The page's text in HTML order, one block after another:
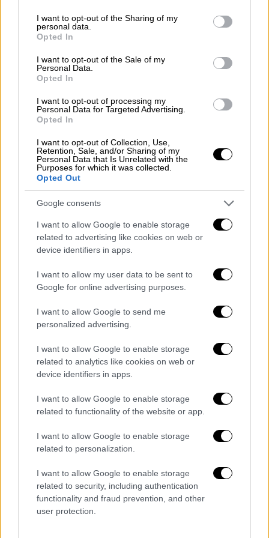
not limited to your visit or usage behaviour. You may click to
grant or deny consent to Google and its third-party tags to
use your data for below specified purposes in below Google
consent section.
I want to opt-out of the Sharing of my
personal data.
Opted In
I want to opt-out of the Sale of my
Personal Data.
Opted In
I want to opt-out of processing my
Personal Data for Targeted Advertising.
Opted In
I want to opt-out of Collection, Use,
Retention, Sale, and/or Sharing of my
Personal Data that Is Unrelated with the
Purposes for which it was collected.
Opted Out
Google consents
I want to allow Google to enable storage
related to advertising like cookies on web or
device identifiers in apps.
I want to allow my user data to be sent to
Google for online advertising purposes.
I want to allow Google to send me
personalized advertising.
I want to allow Google to enable storage
related to analytics like cookies on web or
device identifiers in apps.
I want to allow Google to enable storage
related to functionality of the website or app.
I want to allow Google to enable storage
related to personalization.
I want to allow Google to enable storage
related to security, including authentication
functionality and fraud prevention, and other
user protection.
το Ναυτικό, προκειμένου να έχει τη
δυνατότητα να αναγνωρίσει τα πλοία του
Αριστείδης Μωραϊτίνης.
Από ύψος 1.200 μ. ο Μωραϊτίνης αναγνώρισε
μεγάλο μέρος του εχθρικού στόλου: το
θωρηκτό «Χαϊρεδίν Μπαρμπαρόσσα», τρία
τορπιλοβόλα και επτά αντιτορπιλικά.
ΔΙΑΒΑΣΤΕ ΕΠΙΣΗΣ
Σαν Σήμερα|05.02.2025 00:00
Πώς οι ΗΠΑ έχασαν μια πυρηνική
βόμβα σαν να ήταν παιχνίδι κι ακόμα
την ψάχνουν
Κατά τη διάρκεια
της αναγνωριστικής
αποστολής, το ελληνικό αεροσκάφος
δεχόταν τα πυρά των τουρκικών
πυροβολείων, αλλά και σφαίρες από τα
ατομικά όπλα των Τούρκων στρατιωτών,
που, όμως, δεν κατάφεραν να το πλήξουν.
Αμέσως μετά την αναγνώριση, ο Μωραϊτίνης
έριξε τέσσερις αυτοσχέδιες βόμβες που
προκάλεσαν επιφανειακές ζημιές στον
προβλήτα, καθώς και σε τουρκικά σκάφη.
Στην επιστροφή κατευθύνθηκαν με το
αεροσκάφος προς τη Λήμνο, αλλά
νοτιοδυτικά της Ίμβρου, λόγω μηχανικής
βλάβης, υποχρεώθηκαν σε αναγκαστική
προσθαλάσσωση. Στην περιοχή έσπευσε το